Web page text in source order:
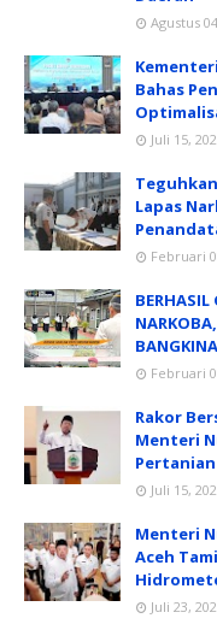
Agustus
Bahas
Juli 15,
Lapas
Februari
BERHASIL
Februari
Rakor
Menteri
Juli 15,
Menteri
Aceh
Juli 23,